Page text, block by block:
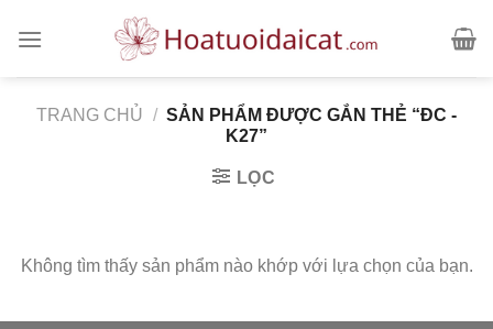
TRANG CHỦ / SẢN PHẨM ĐƯỢC GẮN THẺ “ĐC -
K27”
LỌC
Không tìm thấy sản phẩm nào khớp với lựa chọn của bạn.